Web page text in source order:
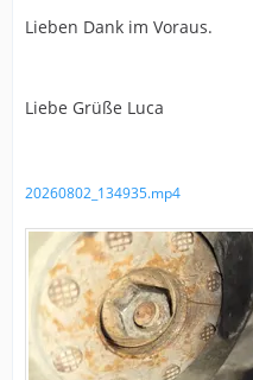
Lieben Dank im Voraus.
Liebe Grüße Luca
20260802_134935.mp4